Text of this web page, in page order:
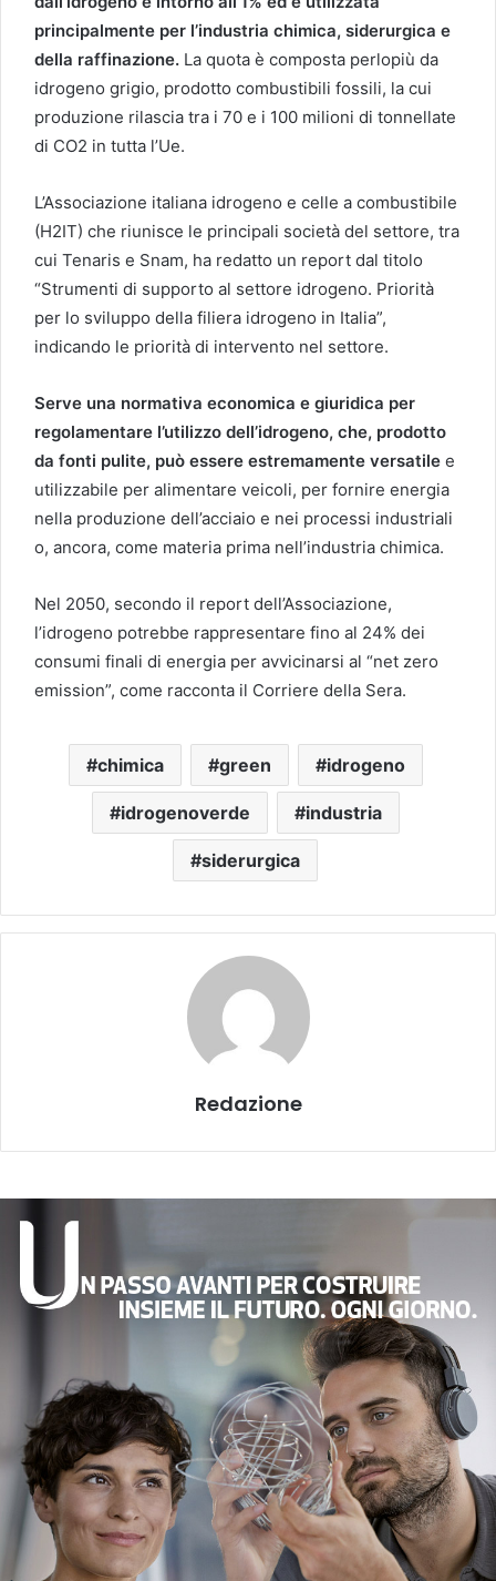
principalmente per l’industria chimica, siderurgica e
della raffinazione. La quota è composta perlopiù da
idrogeno grigio, prodotto combustibili fossili, la cui
produzione rilascia tra i 70 e i 100 milioni di tonnellate
di CO2 in tutta l’Ue.
L’Associazione italiana idrogeno e celle a combustibile
(H2IT) che riunisce le principali società del settore, tra
cui Tenaris e Snam, ha redatto un report dal titolo
“Strumenti di supporto al settore idrogeno. Priorità
per lo sviluppo della filiera idrogeno in Italia”,
indicando le priorità di intervento nel settore.
Serve una normativa economica e giuridica per
regolamentare l’utilizzo dell’idrogeno, che, prodotto
da fonti pulite, può essere estremamente versatile e
utilizzabile per alimentare veicoli, per fornire energia
nella produzione dell’acciaio e nei processi industriali
o, ancora, come materia prima nell’industria chimica.
Nel 2050, secondo il report dell’Associazione,
l’idrogeno potrebbe rappresentare fino al 24% dei
consumi finali di energia per avvicinarsi al “net zero
emission”, come racconta il Corriere della Sera.
chimica green idrogeno
idrogenoverde industria
siderurgica
Redazione